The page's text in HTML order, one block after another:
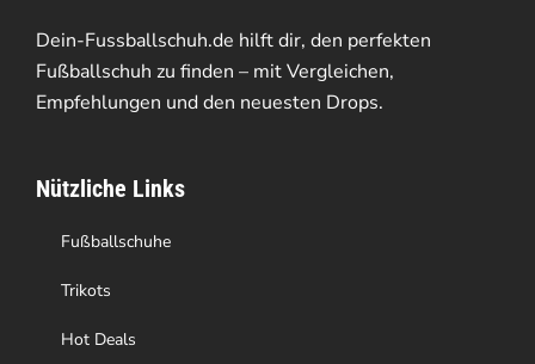
Die
Optionen
können
der
Produktseite
gewählt
werden
Dein-Fussballschuh.de hilft dir, den perfekten
Fußballschuh zu finden – mit Vergleichen,
Empfehlungen und den neuesten Drops.
Nützliche Links
Fußballschuhe
Trikots
Hot Deals